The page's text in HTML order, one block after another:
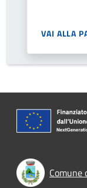
VAI ALLA
Comune